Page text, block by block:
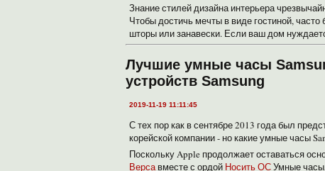
Знание стилей дизайна интерьера
Чтобы достичь мечты в виде гостиной,
шторы или занавески. Если ваш дом
Лучшие умные часы
устройств Samsung
2019-11-19 11:11:45
С тех пор как в сентябре 2013 года был
корейской компании - но какие умные часы
Поскольку Apple продолжает оставаться
Версавместе с ордой Носить ОСУмные